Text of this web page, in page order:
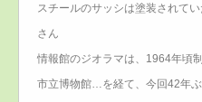
スチールのサッシは塗装されて
さん
情報館のジオラマは、1964年頃
市立博物館…を経て、今回42年